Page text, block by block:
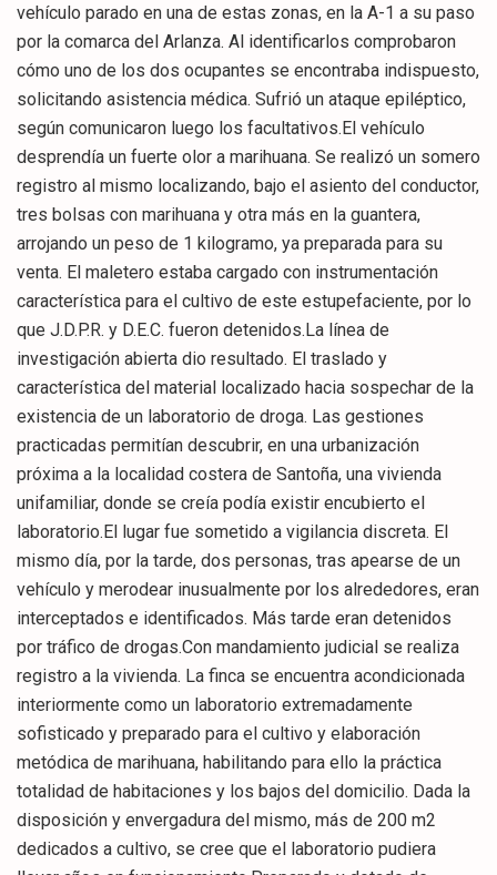
vehículo parado en una de estas zonas, en la A-1 a su paso
por la comarca del Arlanza. Al identificarlos comprobaron
cómo uno de los dos ocupantes se encontraba indispuesto,
solicitando asistencia médica. Sufrió un ataque epiléptico,
según comunicaron luego los facultativos.El vehículo
desprendía un fuerte olor a marihuana. Se realizó un somero
registro al mismo localizando, bajo el asiento del conductor,
tres bolsas con marihuana y otra más en la guantera,
arrojando un peso de 1 kilogramo, ya preparada para su
venta. El maletero estaba cargado con instrumentación
característica para el cultivo de este estupefaciente, por lo
que J.D.P.R. y D.E.C. fueron detenidos.La línea de
investigación abierta dio resultado. El traslado y
característica del material localizado hacia sospechar de la
existencia de un laboratorio de droga. Las gestiones
practicadas permitían descubrir, en una urbanización
próxima a la localidad costera de Santoña, una vivienda
unifamiliar, donde se creía podía existir encubierto el
laboratorio.El lugar fue sometido a vigilancia discreta. El
mismo día, por la tarde, dos personas, tras apearse de un
vehículo y merodear inusualmente por los alrededores, eran
interceptados e identificados. Más tarde eran detenidos
por tráfico de drogas.Con mandamiento judicial se realiza
registro a la vivienda. La finca se encuentra acondicionada
interiormente como un laboratorio extremadamente
sofisticado y preparado para el cultivo y elaboración
metódica de marihuana, habilitando para ello la práctica
totalidad de habitaciones y los bajos del domicilio. Dada la
disposición y envergadura del mismo, más de 200 m2
dedicados a cultivo, se cree que el laboratorio pudiera